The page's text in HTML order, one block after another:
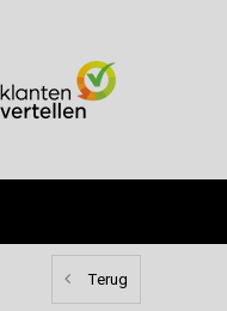
Terug